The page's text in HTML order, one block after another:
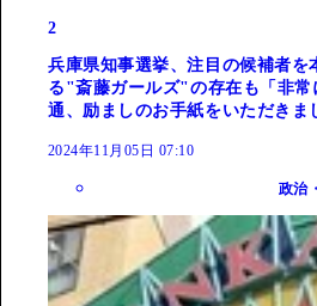
2
兵庫県知事選挙、注目の候補者
る"斎藤ガールズ"の存在も「非常
通、励ましのお手紙をいただきま
2024年11月05日 07:10
政治